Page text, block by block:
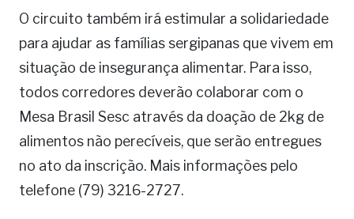
O circuito também irá estimular a solidariedade
para ajudar as famílias sergipanas que vivem em
situação de insegurança alimentar. Para isso,
todos corredores deverão colaborar com o
Mesa Brasil Sesc através da doação de 2kg de
alimentos não perecíveis, que serão entregues
no ato da inscrição. Mais informações pelo
telefone (79) 3216-2727.